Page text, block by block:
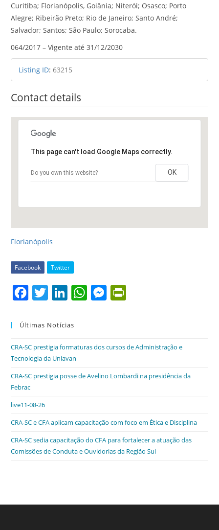
Curitiba; Florianópolis, Goiânia; Niterói; Osasco; Porto
Alegre; Ribeirão Preto; Rio de Janeiro; Santo André;
Salvador; Santos; São Paulo; Sorocaba.
064/2017 – Vigente até 31/12/2030
Listing ID:63215
Contact details
This page can't load Google Maps correctly.
Do you own this website? OK
Florianópolis
Facebook Twitter
F
c
b
o
o
k
T
itt
er
Li
k
dI
n
W
A
p
M
n
g
ri
e
n
Últimas Notícias
CRA-SC prestigia formaturas dos cursos de Administração e
Tecnologia da Uniavan
CRA-SC prestigia posse de Avelino Lombardi na presidência da
Febrac
live11-08-26
CRA-SC e CFA aplicam capacitação com foco em Ética e Disciplina
CRA-SC sedia capacitação do CFA para fortalecer a atuação das
Comissões de Conduta e Ouvidorias da Região Sul